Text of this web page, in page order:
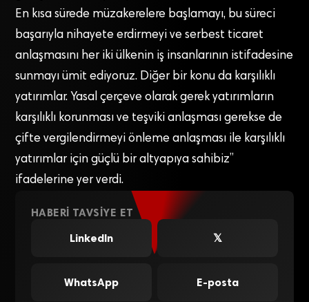
En kısa sürede müzakerelere başlamayı, bu süreci
başarıyla nihayete erdirmeyi ve serbest ticaret
anlaşmasını her iki ülkenin iş insanlarının istifadesine
sunmayı ümit ediyoruz. Diğer bir konu da karşılıklı
yatırımlar. Yasal çerçeve olarak gerek yatırımların
karşılıklı korunması ve teşviki anlaşması gerekse de
çifte vergilendirmeyi önleme anlaşması ile karşılıklı
yatırımlar için güçlü bir altyapıya sahibiz”
ifadelerine yer verdi.
HABERI TAVSIYE ET
LinkedIn
𝕏
WhatsApp E-posta